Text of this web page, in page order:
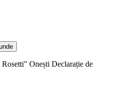
Onești Declarație de